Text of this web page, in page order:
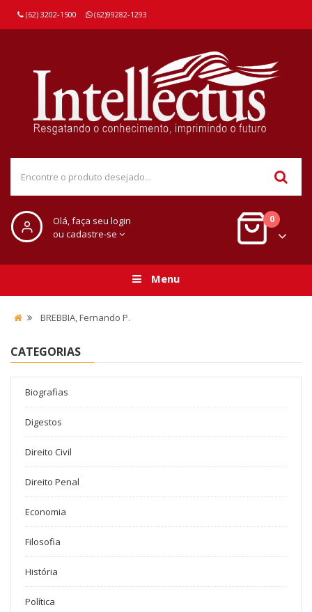
(62) 3202-1500 (62)99282-1293
Olá, faça seu login
ou cadastre-se
0
Menu
BREBBIA, Fernando P.
CATEGORIAS
Biografias
Digestos
Direito Civil
Direito Penal
Economia
Filosofia
História
Política